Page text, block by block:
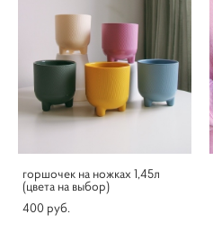
горшочек на ножках 1,45л
(цвета на выбор)
400 pуб.